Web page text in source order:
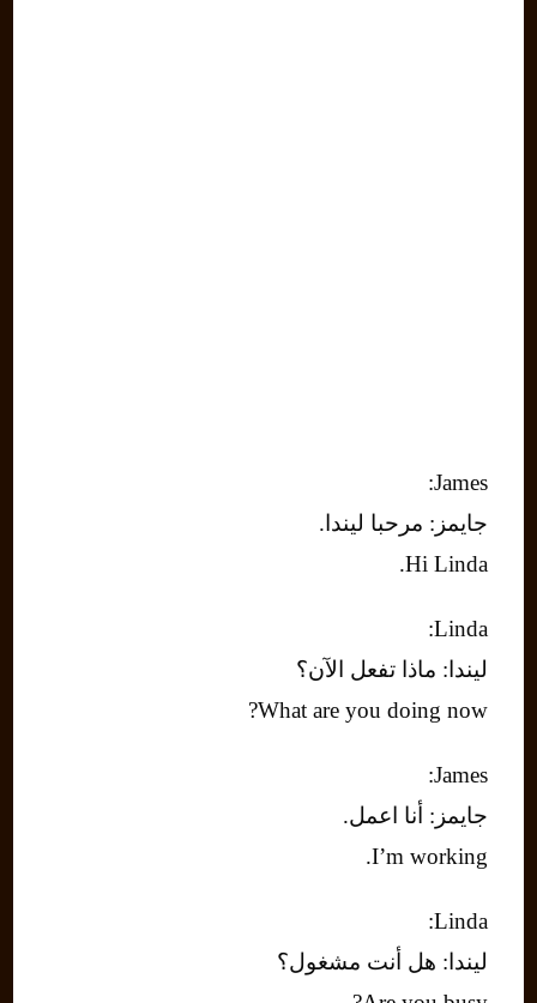
James:
جايمز: مرحبا ليندا.
Hi Linda.
Linda:
ليندا: ماذا تفعل الآن؟
What are you doing now?
James:
جايمز: أنا اعمل.
I’m working.
Linda:
ليندا: هل أنت مشغول؟